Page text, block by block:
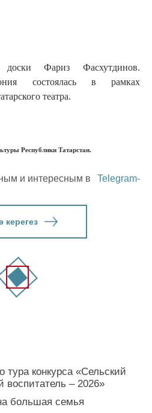
Фариз Фасхутдинов.
состоялась в рамках
театра.
Республики Татарстан.
и интересным в
Telegram-
керегез
тура конкурса «Сельский
воспитатель – 2026»
большая семья